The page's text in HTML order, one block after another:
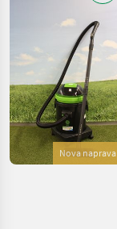
Nova naprava